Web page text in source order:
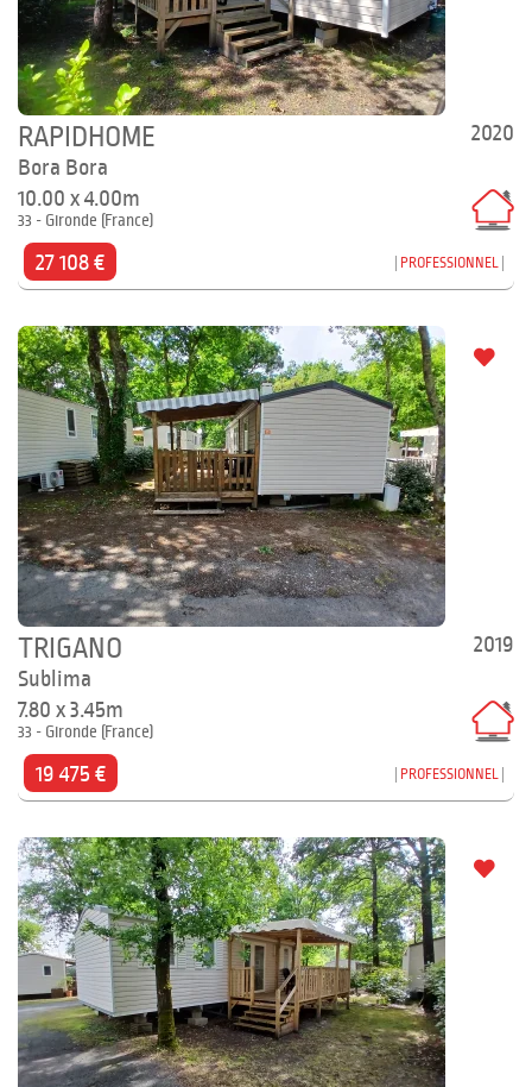
2020
RAPIDHOME
Bora Bora
10.00 x 4.00m
33 - Gironde (France)
27 108 € PROFESSIONNEL
2019
TRIGANO
Sublima
7.80 x 3.45m
33 - Gironde (France)
19 475 € PROFESSIONNEL